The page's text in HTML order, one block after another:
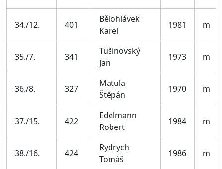
34./12. 401
Bělohlávek
Karel
1981 m
35./7. 341
Tušinovský
Jan
1973 m
36./8. 327
Matula
Štěpán
1970 m
37./15. 422
Edelmann
Robert
1984 m
38./16. 424
Rydrych
Tomáš
1986 m